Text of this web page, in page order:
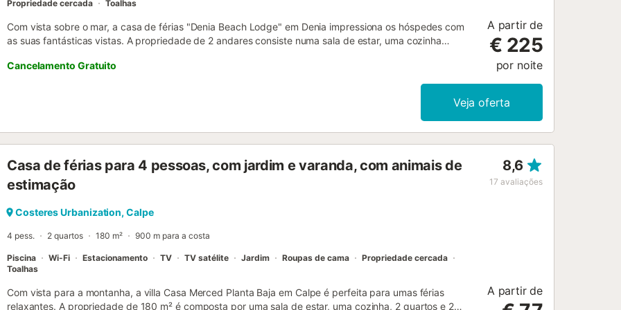
Propriedade cercada
Toalhas
Com vista sobre o mar, a casa de férias "Denia Beach Lodge" em Denia impressiona os hóspedes com
as suas fantásticas vistas. A propriedade de 2 andares consiste numa sala de estar, uma cozinha
acomodar 8 pessoas. Outras comodidades incluem Wi-Fi de alta velocidade, ar condicionado,
ventilador, máquina de lavar roupa, secador de roupa, bem como uma televisão inteligente com serviços
hidromassagem, um jardim, 2 terraços abertos, um terraço coberto, 3 varandas e um barbecue. A área
estacionamento gratuito está disponível na rua. As famílias com crianças são bem-vindas. Não são
permitidos animais de estimação. Wi-Fi está disponível e é adequado para chamadas de vídeo. Há
câmaras de segurança e/ou dispositivos de gravação áudio dentro da casa de férias e no quintal. Não
são permitidas grandes festas ou eventos. Por favor, evite ruídos desnecessários depois das 23 horas.
Um serviço de compras, um serviço...
Cancelamento Gratuito
A partir de
€ 225
por noite
Veja oferta
Casa de férias para 4 pessoas, com jardim e varanda, com animais de
estimação
8,6
17 avaliações
Costeres Urbanization, Calpe
4 pess. 2 quartos 180 m² 900 m para a costa
Piscina Wi-Fi Estacionamento TV TV satélite Jardim Roupas de cama
Propriedade cercada
Toalhas
Com vista para a montanha, a villa Casa Merced Planta Baja em Calpe é perfeita para umas férias
relaxantes. A propriedade de 180 m² é composta por uma sala de estar, uma cozinha, 2 quartos e 2
A partir de